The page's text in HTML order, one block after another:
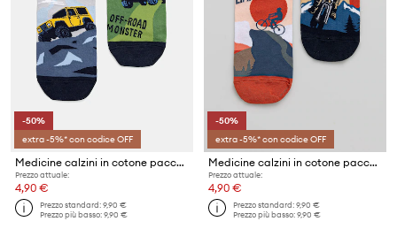
-50%
extra -5%* con codice OFF
Medicine calzini in cotone pacco da 2
Prezzo attuale:
4,90 €
Prezzo standard:9,90 €
Prezzo più basso:9,90 €
-50%
extra -5%* con codice OFF
Medicine calzini in cotone pacco da 2
Prezzo attuale:
4,90 €
Prezzo standard:9,90 €
Prezzo più basso:9,90 €